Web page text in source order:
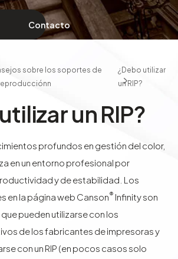
Contacto
sobre los soportes de
¿Debo utilizar
un RIP?
un RIP?
profundos en gestión del color,
en un entorno profesional por
y de estabilidad. Los
en la página web Canson® Infinity son
pueden utilizarse con los
de los fabricantes de impresoras y
con un RIP (en pocos casos solo